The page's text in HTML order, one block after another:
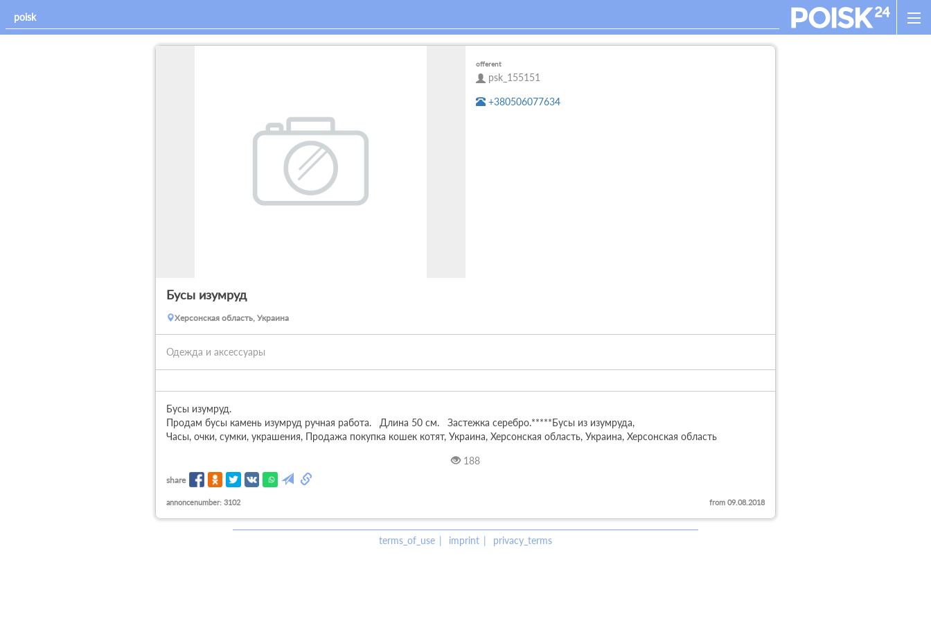
offerent
psk_155151
+380506077634
Бусы изумруд
Херсонская область, Украина
Одежда и аксессуары
Бусы изумруд.
Продам бусы камень изумруд ручная работа.   Длина 50 см.   Застежка серебро.*****Бусы из изумруда,
Часы, очки, сумки, украшения, Продажа покупка кошек котят, Украина, Херсонская область, Украина, Херсонская область
188
share
annoncenumber: 3102 from 09.08.2018
terms_of_use imprint privacy_terms